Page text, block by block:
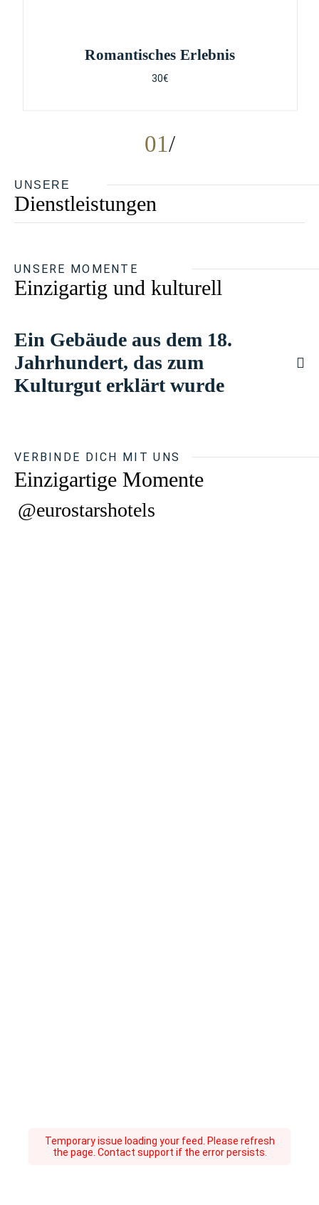
01
Romantisches Erlebnis
30€
UNSERE
Dienstleistungen
UNSERE MOMENTE
Einzigartig und kulturell
Ein Gebäude aus dem 18.
Jahrhundert, das zum
Kulturgut erklärt wurde
VERBINDE DICH MIT UNS
Einzigartige Momente
@eurostarshotels
Temporary issue loading your feed. Please refresh
the page. Contact support if the error persists.